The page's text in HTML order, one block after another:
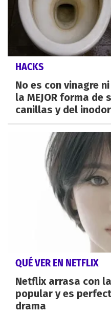
HACKS
No es con vinagre
la MEJOR forma
canillas y del
QUÉ VER EN NETFLIX
Netflix arrasa con
popular y es
drama